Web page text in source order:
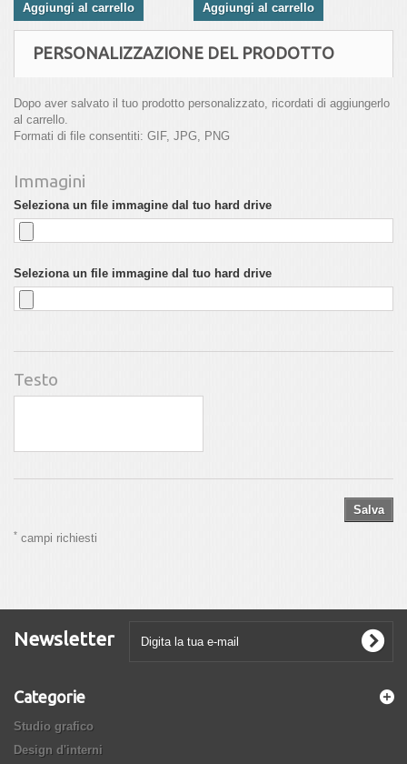
Aggiungi al carrello Aggiungi al carrello
PERSONALIZZAZIONE DEL PRODOTTO
Dopo aver salvato il tuo prodotto personalizzato, ricordati di aggiungerlo
al carrello.
Formati di file consentiti: GIF, JPG, PNG
Immagini
Seleziona un file immagine dal tuo hard drive
Seleziona un file immagine dal tuo hard drive
Testo
Salva
* campi richiesti
Newsletter
Categorie
Studio grafico
Design d'interni